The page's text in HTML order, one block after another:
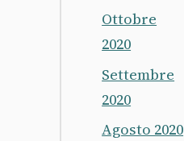
Ottobre
2020
Settembre
2020
Agosto 2020